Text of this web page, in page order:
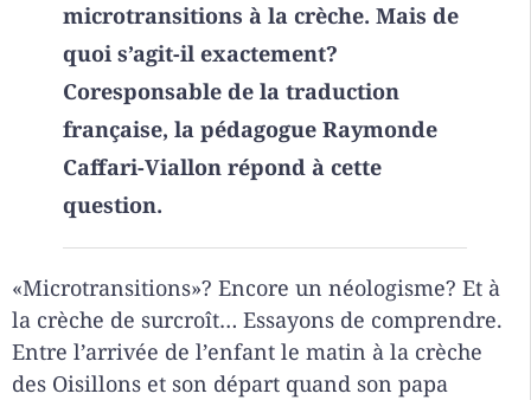
microtransitions à la crèche. Mais de
quoi s’agit-il exactement?
Coresponsable de la traduction
française, la pédagogue Raymonde
Caffari-Viallon répond à cette
question.
«Microtransitions»? Encore un néologisme? Et à
la crèche de surcroît… Essayons de comprendre.
Entre l’arrivée de l’enfant le matin à la crèche
des Oisillons et son départ quand son papa